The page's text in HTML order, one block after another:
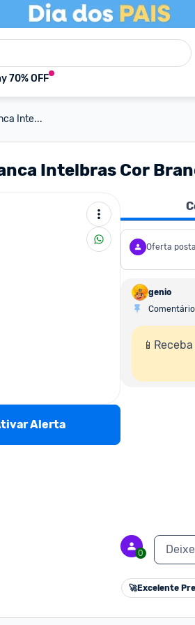
70% OFF
Inte...
Intelbras Cor
Alerta
Oferta
genio
0
🚀Excelente